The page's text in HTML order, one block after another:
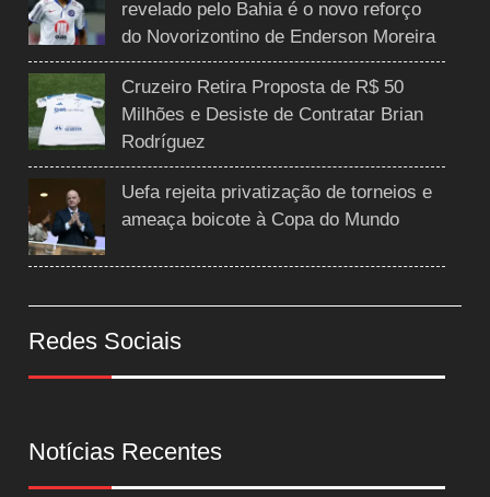
revelado pelo Bahia é o novo reforço
do Novorizontino de Enderson Moreira
Cruzeiro Retira Proposta de R$ 50
Milhões e Desiste de Contratar Brian
Rodríguez
Uefa rejeita privatização de torneios e
ameaça boicote à Copa do Mundo
Redes Sociais
Notícias Recentes